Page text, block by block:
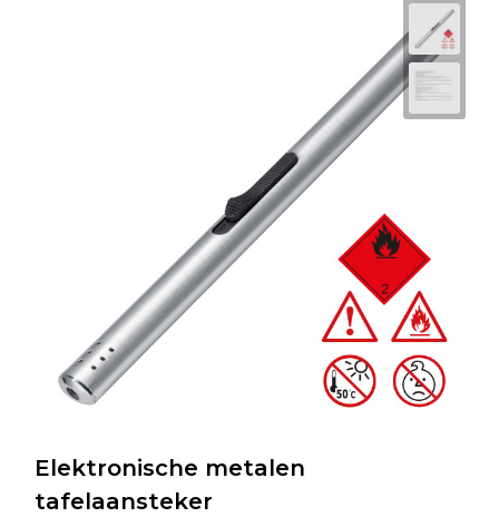
Elektronische metalen
tafelaansteker